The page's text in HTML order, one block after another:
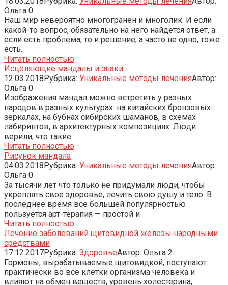
Ольга 0
Наш мир невероятно многогранен и многолик. И если
какой-то вопрос, обязательно на него найдется ответ, а
если есть проблема, то и решение, а часто не одно, тоже
есть.
Читать полностью
Исцеляющие мандалы и знаки
12.03.2018Рубрика: Уникальные методы леченияАвтор:
Ольга 0
Изображения мандал можно встретить у разных
народов в разных культурах: на китайских бронзовых
зеркалах, на бубнах сибирских шаманов, в схемах
лабиринтов, в архитектурных композициях. Люди
верили, что такие
Читать полностью
Рисунок мандала
04.03.2018Рубрика: Уникальные методы леченияАвтор:
Ольга 0
За тысячи лет что только не придумали люди, чтобы
укреплять свое здоровье, лечить свою душу и тело. В
последнее время все большей популярностью
пользуется арт-терапия — простой и
Читать полностью
Лечение заболеваний щитовидной железы народными
средствами
17.12.2017Рубрика: ЗдоровьеАвтор: Ольга 2
Гормоны, вырабатываемые щитовидкой, поступают
практически во все клетки организма человека и
влияют на обмен веществ, уровень холестерина,